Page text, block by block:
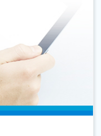
familiar con
o
a
4 años en prótesis
días a la semana.
General.